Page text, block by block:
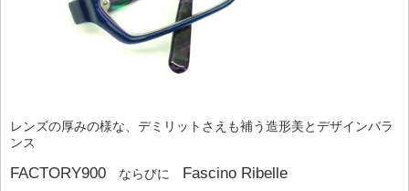
レンズの厚みの様な、デミリットさえも補う造形美とデザインバラ
ンス
FACTORY900 ならびに Fascino Ribelle